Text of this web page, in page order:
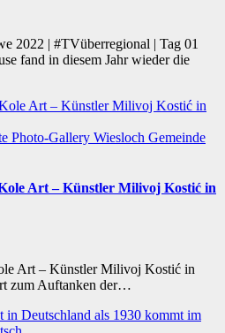
2022 | #TVüberregional | Tag 01
fand in diesem Jahr wieder die
Photo-Gallery Wiesloch Gemeinde
Art – Künstler Milivoj Kostić in
Art – Künstler Milivoj Kostić in
zum Auftanken der…